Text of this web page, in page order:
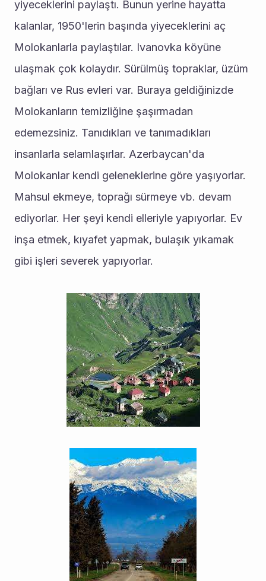
yiyeceklerini paylaştı. Bunun yerine hayatta
kalanlar, 1950'lerin başında yiyeceklerini aç
Molokanlarla paylaştılar. Ivanovka köyüne
ulaşmak çok kolaydır. Sürülmüş topraklar, üzüm
bağları ve Rus evleri var. Buraya geldiğinizde
Molokanların temizliğine şaşırmadan
edemezsiniz. Tanıdıkları ve tanımadıkları
insanlarla selamlaşırlar. Azerbaycan'da
Molokanlar kendi geleneklerine göre yaşıyorlar.
Mahsul ekmeye, toprağı sürmeye vb. devam
ediyorlar. Her şeyi kendi elleriyle yapıyorlar. Ev
inşa etmek, kıyafet yapmak, bulaşık yıkamak
gibi işleri severek yapıyorlar.